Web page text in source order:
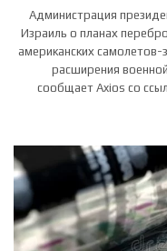
Администрация
Израиль о планах
американских
расширения
сообщает Axios со